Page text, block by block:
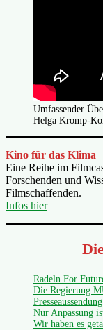
Umfassender
Helga Kromp-
Kino für das Klima
Eine Reihe im
Forschenden und
Filmschaffenden.
Infos hier
Radeln For
Die Regierung
Nur Anpassung
Wir haben es